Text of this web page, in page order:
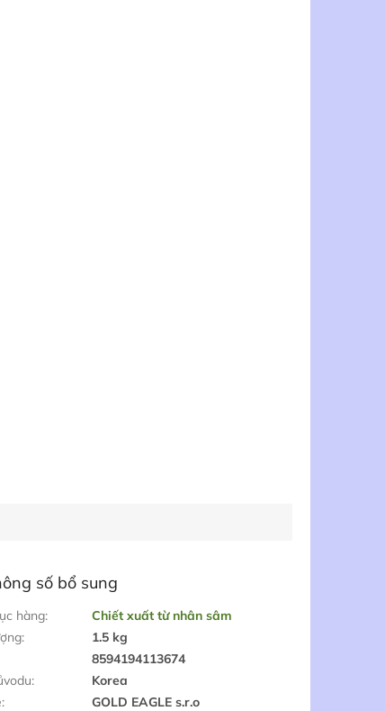
số bổ sung
hàng:
Chiết xuất từ nhân sâm
:
1.5 kg
8594194113674
:
Korea
:
GOLD EAGLE s.r.o